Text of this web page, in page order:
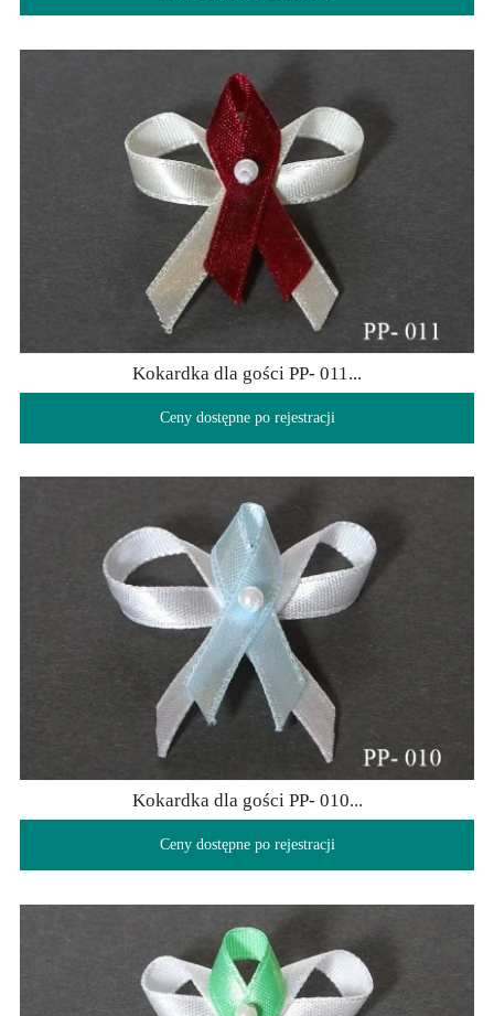
Kokardka dla gości PP- 011...
Ceny dostępne po rejestracji
Kokardka dla gości PP- 010...
Ceny dostępne po rejestracji